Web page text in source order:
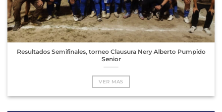
Resultados Semifinales, torneo Clausura Nery Alberto Pumpido
Senior
VER MAS